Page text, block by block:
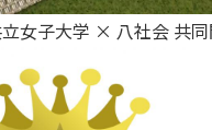
子大学 × 八社会 共同